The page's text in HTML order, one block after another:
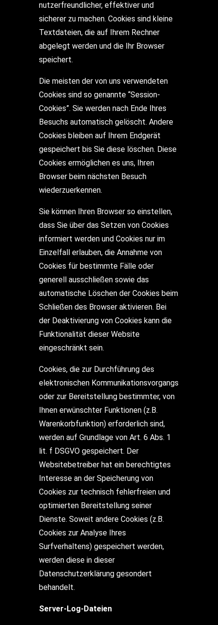
nutzerfreundlicher, effektiver und
sicherer zu machen. Cookies sind kleine
Textdateien, die auf Ihrem Rechner
abgelegt werden und die Ihr Browser
speichert.
Die meisten der von uns verwendeten
Cookies sind so genannte “Session-
Cookies”. Sie werden nach Ende Ihres
Besuchs automatisch gelöscht. Andere
Cookies bleiben auf Ihrem Endgerät
gespeichert bis Sie diese löschen. Diese
Cookies ermöglichen es uns, Ihren
Browser beim nächsten Besuch
wiederzuerkennen.
Sie können Ihren Browser so einstellen,
dass Sie über das Setzen von Cookies
informiert werden und Cookies nur im
Einzelfall erlauben, die Annahme von
Cookies für bestimmte Fälle oder
generell ausschließen sowie das
automatische Löschen der Cookies beim
Schließen des Browser aktivieren. Bei
der Deaktivierung von Cookies kann die
Funktionalität dieser Website
eingeschränkt sein.
Cookies, die zur Durchführung des
elektronischen Kommunikationsvorgangs
oder zur Bereitstellung bestimmter, von
Ihnen erwünschter Funktionen (z.B.
Warenkorbfunktion) erforderlich sind,
werden auf Grundlage von Art. 6 Abs. 1
lit. f DSGVO gespeichert. Der
Websitebetreiber hat ein berechtigtes
Interesse an der Speicherung von
Cookies zur technisch fehlerfreien und
optimierten Bereitstellung seiner
Dienste. Soweit andere Cookies (z.B.
Cookies zur Analyse Ihres
Surfverhaltens) gespeichert werden,
werden diese in dieser
Datenschutzerklärung gesondert
behandelt.
Server-Log-Dateien